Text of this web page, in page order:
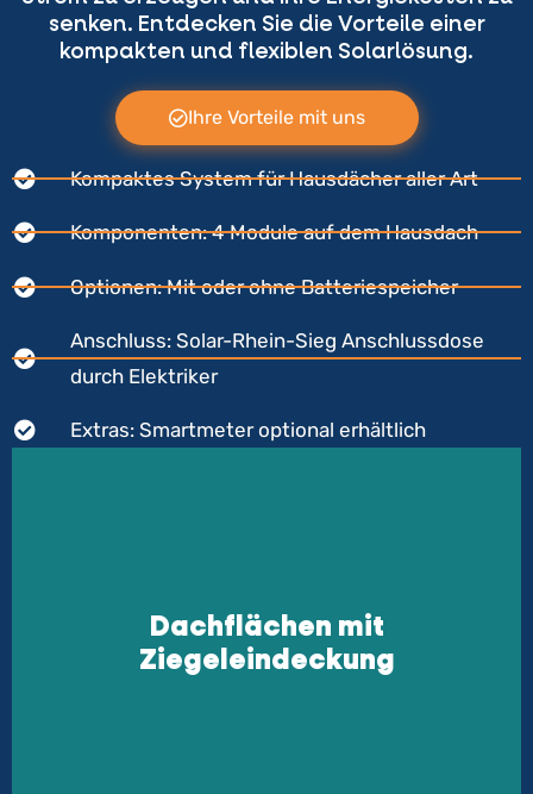
senken. Entdecken Sie die Vorteile einer
kompakten und flexiblen Solarlösung.
Ihre Vorteile mit uns
Kompaktes System für Hausdächer aller Art
Komponenten: 4 Module auf dem Hausdach
Optionen: Mit oder ohne Batteriespeicher
Anschluss: Solar-Rhein-Sieg Anschlussdose
durch Elektriker
Extras: Smartmeter optional erhältlich
Dachflächen mit
Ziegeleindeckung
Für Flachdächer bieten wir maßgeschneiderte
Lösungen, die eine optimale Neigung und
Ausrichtung der Solarmodule sicherstellen.